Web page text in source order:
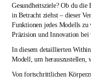
Gesundheitsziele? Ob du
in Betracht ziehst – dieser
Funktionen jedes Modells zu
Präzision und Innovation bei
In diesem detaillierten
Modell, um herauszustellen,
Von fortschrittlichen